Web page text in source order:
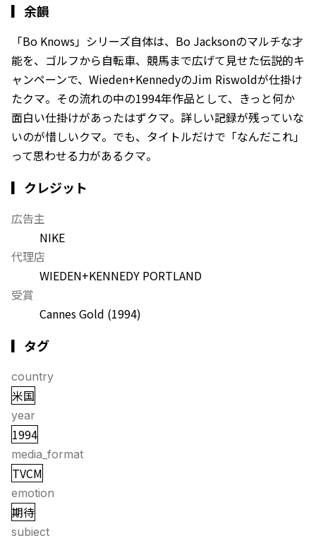
▎ 余韻
「Bo Knows」シリーズ自体は、Bo Jacksonのマルチな才
能を、ゴルフから自転車、競馬まで広げて見せた伝説的キ
ャンペーンで、Wieden+KennedyのJim Riswoldが仕掛け
たクマ。その流れの中の1994年作品として、きっと何か
面白い仕掛けがあったはずクマ。詳しい記録が残っていな
いのが惜しいクマ。でも、タイトルだけで「なんだこれ」
って思わせる力があるクマ。
▎クレジット
広告主
NIKE
代理店
WIEDEN+KENNEDY PORTLAND
受賞
Cannes Gold (1994)
▎タグ
country
米国
year
1994
media_format
TVCM
emotion
期待
subject